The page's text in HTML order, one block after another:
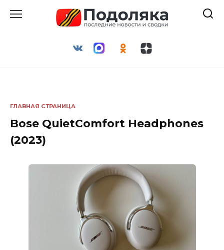
ГЛАВНАЯ СТРАНИЦА
Bose QuietComfort Headphones
(2023)